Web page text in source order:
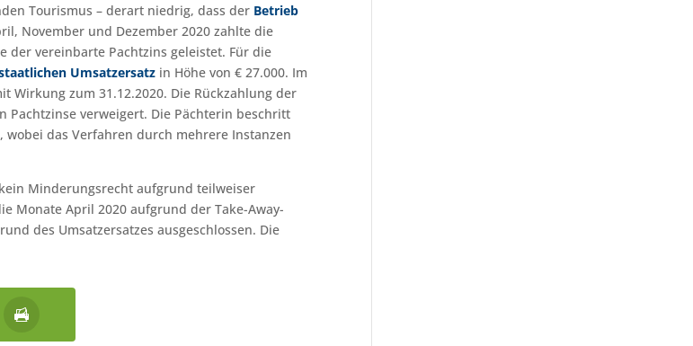
Tourismus – derart niedrig, dass der Betrieb
November und Dezember 2020 zahlte die
vereinbarte Pachtzins geleistet. Für die
Umsatzersatz in Höhe von € 27.000. Im
Wirkung zum 31.12.2020. Die Rückzahlung der
verweigert. Die Pächterin beschritt
das Verfahren durch mehrere Instanzen
Minderungsrecht aufgrund teilweiser
Monate April 2020 aufgrund der Take-Away-
des Umsatzersatzes ausgeschlossen. Die